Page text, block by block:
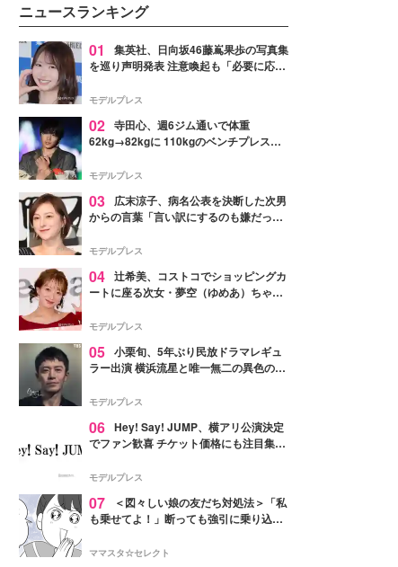
デルの宮城舞と島村雄大の特別対
談をお届け！それぞれの視点か
ら、今作ならではの魅力や予想外
の感動をもたらす奥深いストーリ
た。
ニュースランキング
01
集英社、日向坂46藤嶌果歩の写真集
を巡り声明発表 注意喚起も「必要に応じ
モデルプレス
02 寺田心、週6ジム通いで体重
62kg→82kgに 110kgのベンチプレス持
「かっこいい」と反響
モデルプレス
03
広末涼子、病名公表を決断した次男
からの言葉「言い訳にするのも嫌だっ
モデルプレス
04 辻希美、コストコでショッピングカ
ートに座る次女・夢空（ゆめあ）ちゃん
ぎ」「成長を感じる」の声
モデルプレス
05 小栗旬、5年ぶり民放ドラマレギュ
ラー出演 横浜流星と唯一無二の異色のバ
モデルプレス
06 Hey! Say! JUMP、横アリ公演決定
でファン歓喜 チケット価格にも注目集ま
モデルプレス
07
＜図々しい娘の友だち対処法＞「私
も乗せてよ！」断っても強引に乗り込ん
ママスタ☆セレクト